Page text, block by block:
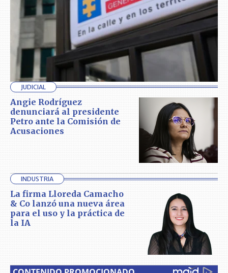
JUDICIAL
Angie Rodríguez
denunciará al presidente
Petro ante la Comisión de
Acusaciones
INDUSTRIA
La firma Lloreda Camacho
& Co lanzó una nueva área
para el uso y la práctica de
la IA